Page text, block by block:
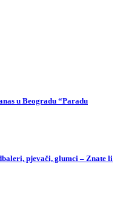
u Beogradu “Paradu
pjevači, glumci – Znate li